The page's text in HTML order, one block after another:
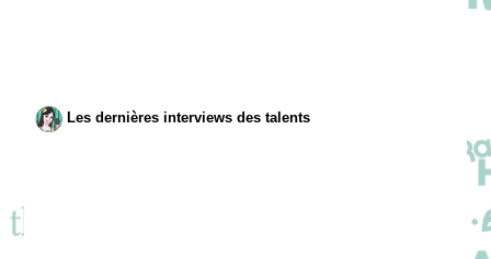
Les dernières interviews des talents